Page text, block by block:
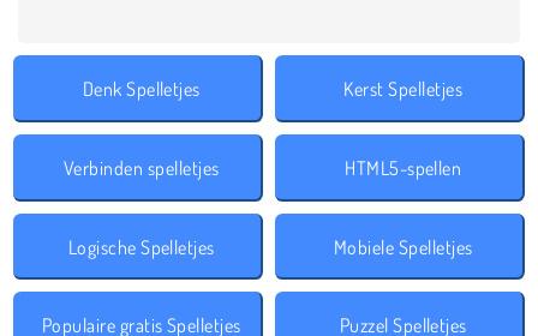
Denk Spelletjes Kerst Spelletjes
Verbinden spelletjes HTML5-spellen
Logische Spelletjes Mobiele Spelletjes
Populaire gratis Spelletjes Puzzel Spelletjes